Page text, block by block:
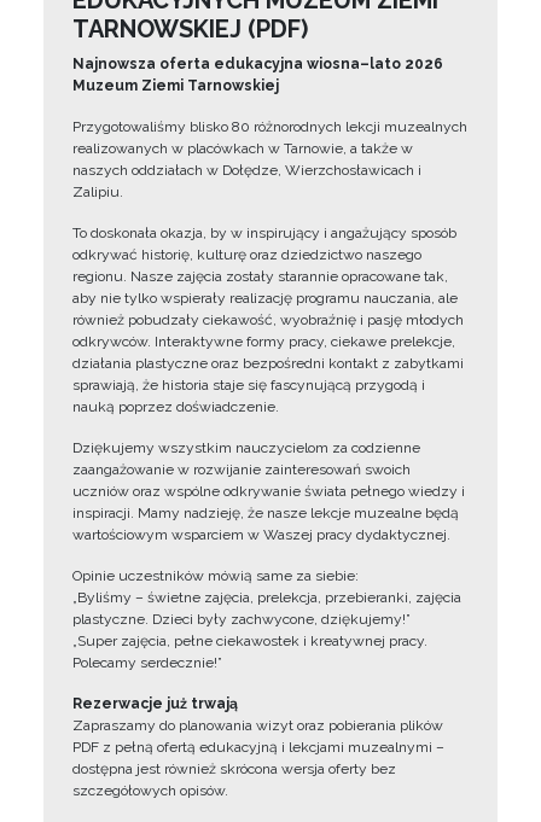
TARNOWSKIEJ (PDF)
Najnowsza oferta edukacyjna wiosna–lato 2026
Muzeum Ziemi Tarnowskiej
Przygotowaliśmy blisko 80 różnorodnych lekcji muzealnych
realizowanych w placówkach w Tarnowie, a także w
naszych oddziałach w Dołędze, Wierzchosławicach i
Zalipiu.
To doskonała okazja, by w inspirujący i angażujący sposób
odkrywać historię, kulturę oraz dziedzictwo naszego
regionu. Nasze zajęcia zostały starannie opracowane tak,
aby nie tylko wspierały realizację programu nauczania, ale
również pobudzały ciekawość, wyobraźnię i pasję młodych
odkrywców. Interaktywne formy pracy, ciekawe prelekcje,
działania plastyczne oraz bezpośredni kontakt z zabytkami
sprawiają, że historia staje się fascynującą przygodą i
nauką poprzez doświadczenie.
Dziękujemy wszystkim nauczycielom za codzienne
zaangażowanie w rozwijanie zainteresowań swoich
uczniów oraz wspólne odkrywanie świata pełnego wiedzy i
inspiracji. Mamy nadzieję, że nasze lekcje muzealne będą
wartościowym wsparciem w Waszej pracy dydaktycznej.
Opinie uczestników mówią same za siebie:
„Byliśmy – świetne zajęcia, prelekcja, przebieranki, zajęcia
plastyczne. Dzieci były zachwycone, dziękujemy!”
„Super zajęcia, pełne ciekawostek i kreatywnej pracy.
Polecamy serdecznie!”
Rezerwacje już trwają
Zapraszamy do planowania wizyt oraz pobierania plików
PDF z pełną ofertą edukacyjną i lekcjami muzealnymi –
dostępna jest również skrócona wersja oferty bez
szczegółowych opisów.